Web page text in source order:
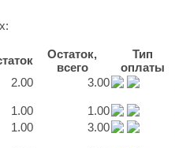
Остаток,
всего
Тип
оплаты
2.00 3.00
1.00 1.00
1.00 3.00